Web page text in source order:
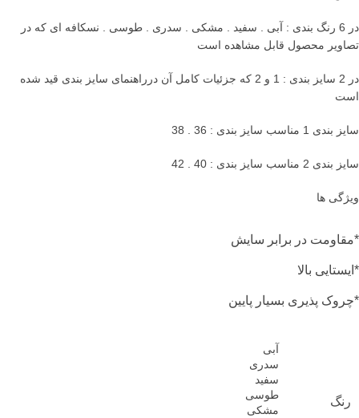
در 6 رنگ بندی : آبی . سفید . مشکی . سدری . طوسی . نسکافه ای که در
تصاویر محصول قابل مشاهده است
در 2 سایز بندی : 1 و 2 که جزئیات کامل آن درراهنمای سایز بندی قید شده
است
سایز بندی 1 مناسب سایز بندی : 36 . 38
سایز بندی 2 مناسب سایز بندی : 40 . 42
ویژگی ها
*مقاومت در برابر سایش
*ایستایی بالا
*چروک پذیری بسیار پایین
رنگ
آبی
سدری
سفید
طوسی
مشکی